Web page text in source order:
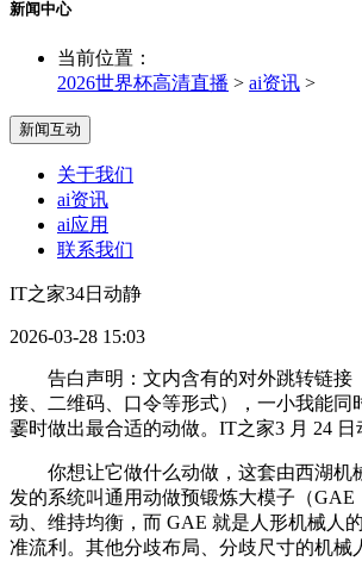
新闻中心
当前位置：
2026世界杯高清直播 > ai资讯 >
新闻互动
关于我们
ai资讯
ai应用
联系我们
IT之家34日动静
2026-03-28 15:03
告白声明：文内含有的对外跳转链接
接、二维码、口令等形式），一小我能同
霎时做出最合适的动做。IT之家3 月 24 日
你想让它做什么动做，这套由西湖机
发的系统叫通用动做预锻炼大模子（GAE
动、维持均衡，而 GAE 就是人形机械人
准流利。其他分歧布局、分歧尺寸的机械